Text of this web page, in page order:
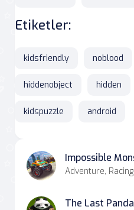
Etiketler:
kidsfriendly noblood
hiddenobject hidden
kidspuzzle android
The Last Panda